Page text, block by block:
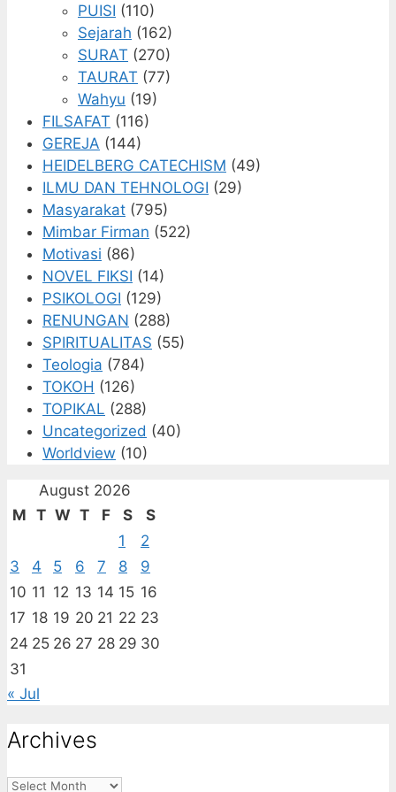
PUISI (110)
Sejarah (162)
SURAT (270)
TAURAT (77)
Wahyu (19)
FILSAFAT (116)
GEREJA (144)
HEIDELBERG CATECHISM (49)
ILMU DAN TEHNOLOGI (29)
Masyarakat (795)
Mimbar Firman (522)
Motivasi (86)
NOVEL FIKSI (14)
PSIKOLOGI (129)
RENUNGAN (288)
SPIRITUALITAS (55)
Teologia (784)
TOKOH (126)
TOPIKAL (288)
Uncategorized (40)
Worldview (10)
August 2026
M T W T F S
S
1
2
3
4 5 6 7 8
9
10 11 12 13 14 15 16
17 18 19 20 21 22 23
24 25 26 27 28 29 30
31
« Jul
Archives
Archives